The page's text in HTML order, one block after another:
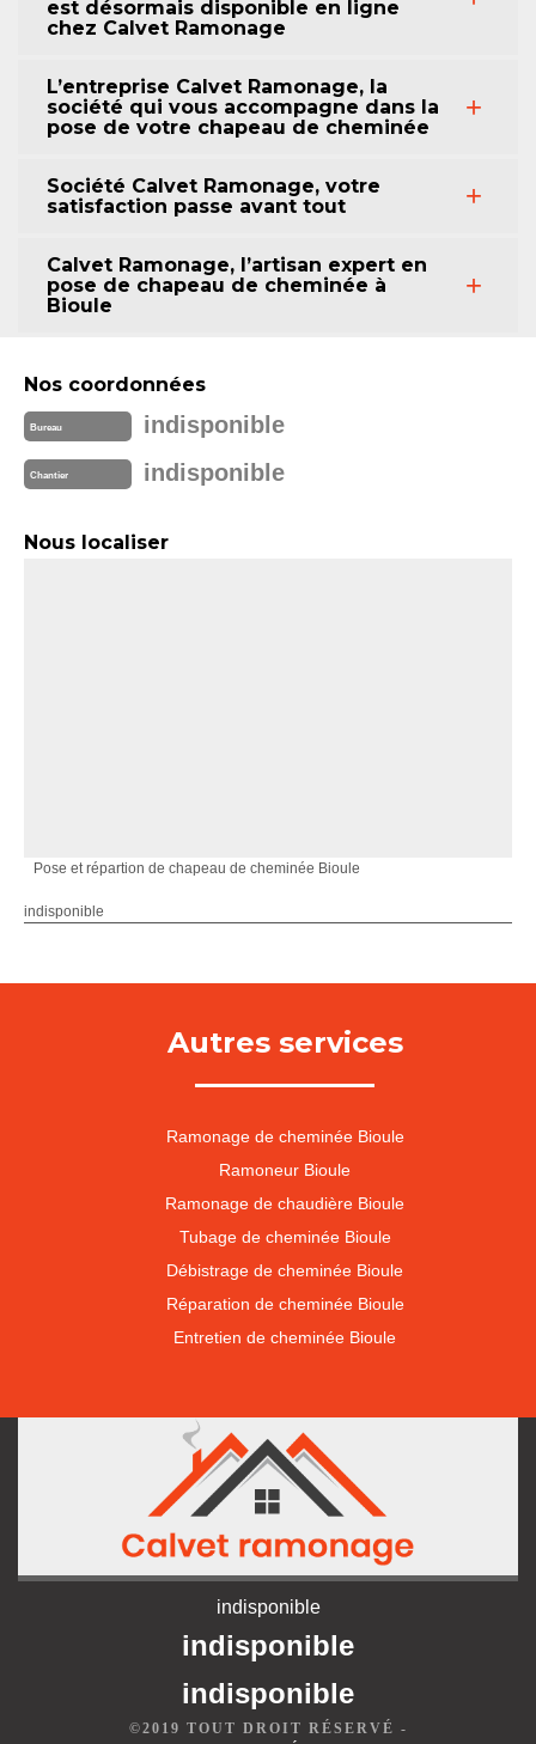
est désormais disponible en ligne
chez Calvet Ramonage
L’entreprise Calvet Ramonage, la
société qui vous accompagne dans la
pose de votre chapeau de cheminée
Société Calvet Ramonage, votre
satisfaction passe avant tout
Calvet Ramonage, l’artisan expert en
pose de chapeau de cheminée à
Bioule
Nos coordonnées
Bureau indisponible
Chantier indisponible
Nous localiser
Pose et répartion de chapeau de cheminée Bioule
indisponible
Autres services
Ramonage de cheminée Bioule
Ramoneur Bioule
Ramonage de chaudière Bioule
Tubage de cheminée Bioule
Débistrage de cheminée Bioule
Réparation de cheminée Bioule
Entretien de cheminée Bioule
indisponible
indisponible
indisponible
©2019 TOUT DROIT RÉSERVÉ -